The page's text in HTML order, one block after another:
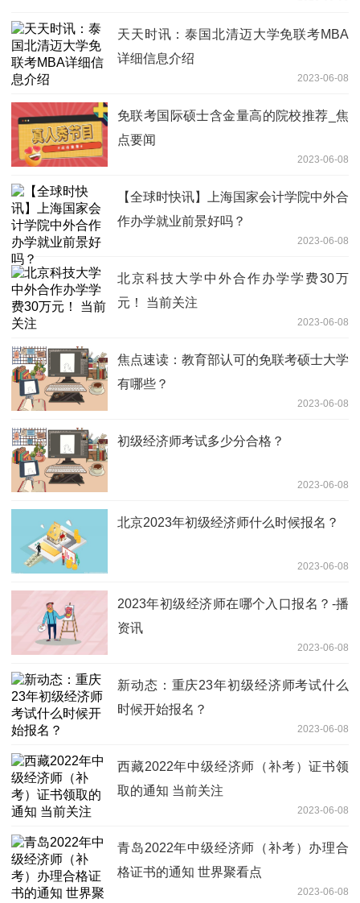
天天时讯：泰国北清迈大学免联考MBA
详细信息介绍
2023-06-08
免联考国际硕士含金量高的院校推荐_焦
点要闻
2023-06-08
【全球时快讯】上海国家会计学院中外合
作办学就业前景好吗？
2023-06-08
北京科技大学中外合作办学学费30万
元！ 当前关注
2023-06-08
焦点速读：教育部认可的免联考硕士大学
有哪些？
2023-06-08
初级经济师考试多少分合格？
2023-06-08
北京2023年初级经济师什么时候报名？
2023-06-08
2023年初级经济师在哪个入口报名？-播
资讯
2023-06-08
新动态：重庆23年初级经济师考试什么
时候开始报名？
2023-06-08
西藏2022年中级经济师（补考）证书领
取的通知 当前关注
2023-06-08
青岛2022年中级经济师（补考）办理合
格证书的通知 世界聚看点
2023-06-08